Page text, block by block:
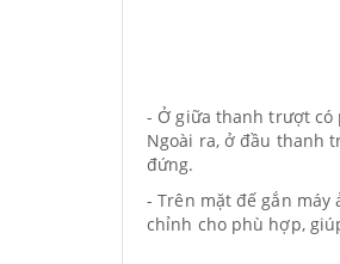
- Ở giữa thanh trượt có
Ngoài ra, ở đầu thanh
đứng.
- Trên mặt đế gắn
chỉnh cho phù hợp,